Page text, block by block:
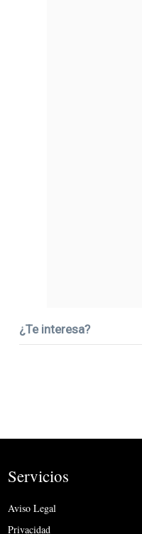
¿Te interesa?
Servicios
Aviso Legal
Privacidad